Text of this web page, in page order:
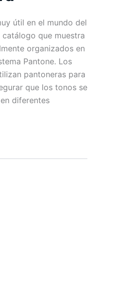
útil en el mundo del
que muestra
organizados en
Pantone. Los
pantoneras para
que los tonos se
diferentes